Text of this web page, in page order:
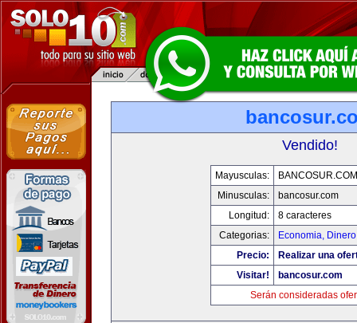
Vendido!
Mayusculas:
BANCOSUR.COM
Minusculas:
bancosur.com
Longitud:
8 caracteres
Categorias:
Economia,
Precio:
Realizar una
Visitar!
bancosur.com
Serán consideradas